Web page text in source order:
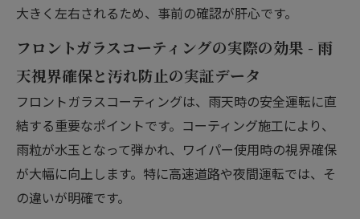
大きく左右されるため、事前の確認が肝心です。
フロントガラスコーティングの実際の効果 - 雨
天視界確保と汚れ防止の実証データ
フロントガラスコーティングは、雨天時の安全運転に直
結する重要なポイントです。コーティング施工により、
雨粒が水玉となって弾かれ、ワイパー使用時の視界確保
が大幅に向上します。特に高速道路や夜間運転では、そ
の違いが明確です。